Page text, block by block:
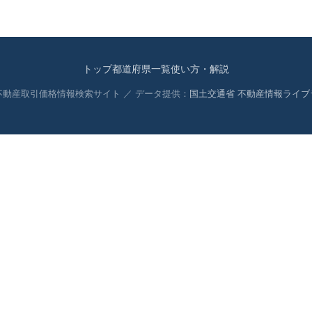
トップ都道府県一覧使い方・解説
産取引価格情報検索サイト ／ データ提供： 国土交通省 不動産情報ライブ